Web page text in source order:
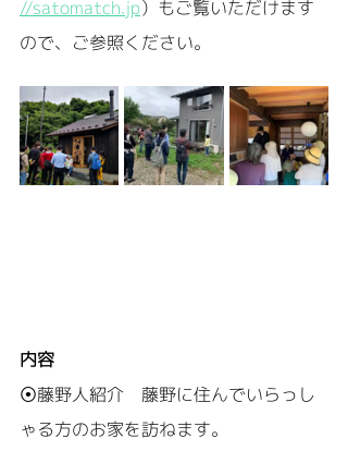
//satomatch.jp）もご覧いただけます
ので、ご参照ください。
内容
⦿藤野人紹介　藤野に住んでいらっし
ゃる方のお家を訪ねます。